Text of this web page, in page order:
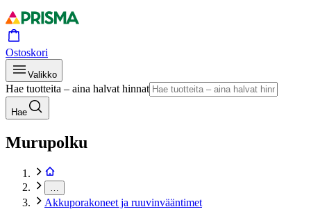
Ostoskori
Valikko
Hae tuotteita – aina halvat hinnat
Hae
Murupolku
Akkuporakoneet ja ruuvinvääntimet